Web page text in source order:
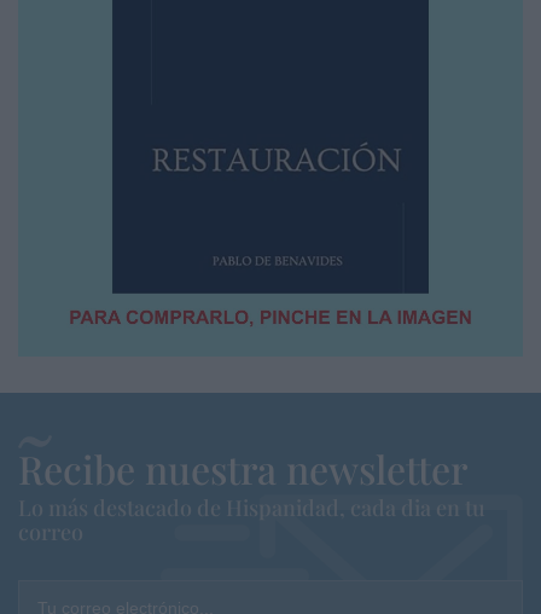
Recibe nuestra newsletter
Lo más destacado de Hispanidad, cada dia en tu
correo
Tu correo electrónico...